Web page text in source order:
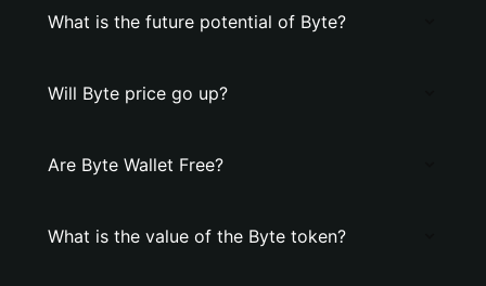
What is the future potential of Byte?
Will Byte price go up?
Are Byte Wallet Free?
What is the value of the Byte token?